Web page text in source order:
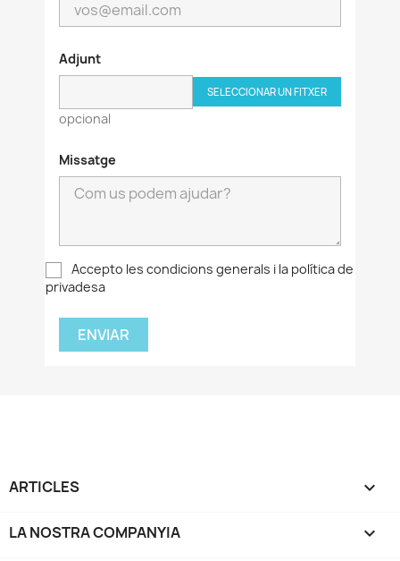
Adjunt
SELECCIONAR UN FITXER
opcional
Missatge
Accepto les condicions generals i la política de
privadesa
ARTICLES 
LA NOSTRA COMPANYIA 